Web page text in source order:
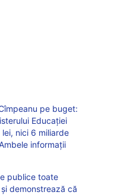
pe buget:
Educației
nici 6 miliarde
informații
publice toate
demonstrează că